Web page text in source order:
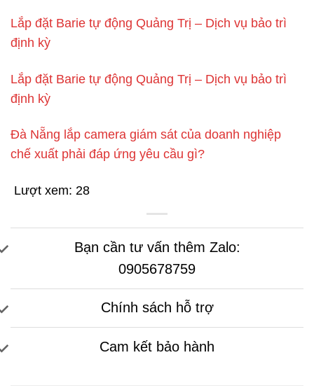
Lắp đặt Barie tự động Quảng Trị – Dịch vụ bảo trì
định kỳ
Lắp đặt Barie tự động Quảng Trị – Dịch vụ bảo trì
định kỳ
Đà Nẵng lắp camera giám sát của doanh nghiệp
chế xuất phải đáp ứng yêu cầu gì?
Lượt xem: 28
Bạn cần tư vấn thêm Zalo:
0905678759
Chính sách hỗ trợ
Cam kết bảo hành